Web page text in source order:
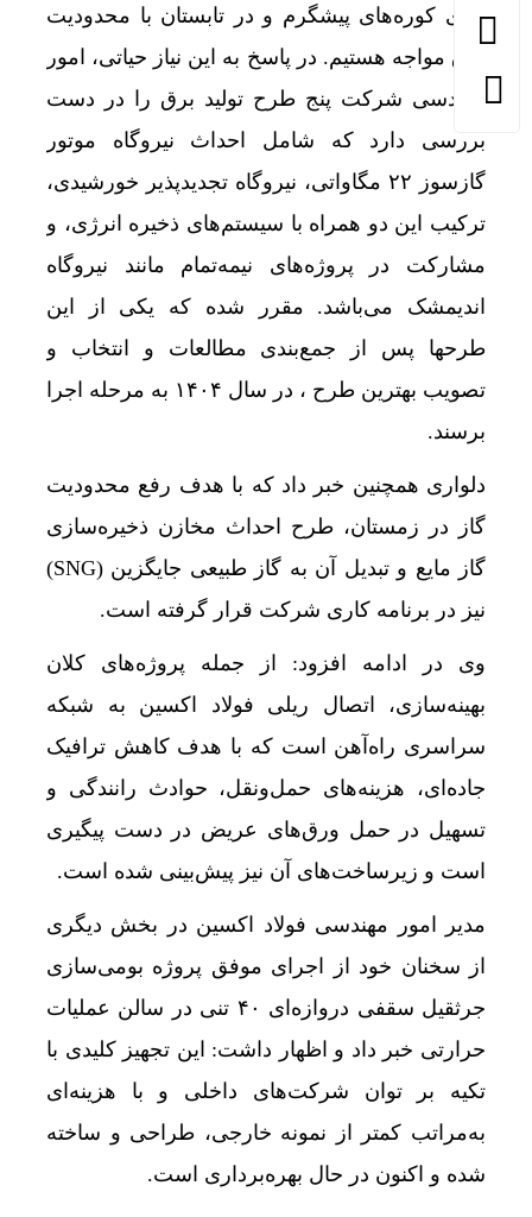
برای کوره‌های پیشگرم و در تابستان با محدودیت
برق مواجه هستیم. در پاسخ به این نیاز حیاتی، امور
مهندسی شرکت پنج طرح تولید برق را در دست
بررسی دارد که شامل احداث نیروگاه موتور
گازسوز ۲۲ مگاواتی، نیروگاه تجدیدپذیر خورشیدی،
ترکیب این دو همراه با سیستم‌های ذخیره انرژی، و
مشارکت در پروژه‌های نیمه‌تمام مانند نیروگاه
اندیمشک می‌باشد. مقرر شده که یکی از این
طرحها پس از جمع‌بندی مطالعات و انتخاب و
تصویب بهترین طرح ، در سال ۱۴۰۴ به مرحله اجرا
برسند.
دلواری همچنین خبر داد که با هدف رفع محدودیت
گاز در زمستان، طرح احداث مخازن ذخیره‌سازی
گاز مایع و تبدیل آن به گاز طبیعی جایگزین (SNG)
نیز در برنامه کاری شرکت قرار گرفته است.
وی در ادامه افزود: از جمله پروژه‌های کلان
بهینه‌سازی، اتصال ریلی فولاد اکسین به شبکه
سراسری راه‌آهن است که با هدف کاهش ترافیک
جاده‌ای، هزینه‌های حمل‌ونقل، حوادث رانندگی و
تسهیل در حمل ورق‌های عریض در دست پیگیری
است و زیرساخت‌های آن نیز پیش‌بینی شده است.
مدیر امور مهندسی فولاد اکسین در بخش دیگری
از سخنان خود از اجرای موفق پروژه بومی‌سازی
جرثقیل سقفی دروازه‌ای ۴۰ تنی در سالن عملیات
حرارتی خبر داد و اظهار داشت: این تجهیز کلیدی با
تکیه بر توان شرکت‌های داخلی و با هزینه‌ای
به‌مراتب کمتر از نمونه خارجی، طراحی و ساخته
شده و اکنون در حال بهره‌برداری است.